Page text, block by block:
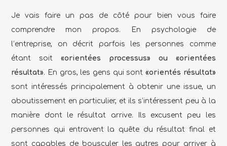
Je vais faire un pas de côté pour bien vous faire
comprendre mon propos. En psychologie de
l’entreprise, on décrit parfois les personnes comme
étant soit«orientées processus» ou «orientées
résultat». En gros, les gens qui sont «orientés résultat»
sont intéressés principalement à obtenir une issue, un
aboutissement en particulier, et ils s’intéressent peu à la
manière dont le résultat arrive. Ils excusent peu les
personnes qui entravent la quête du résultat final et
sont capables de bousculer les autres pour arriver à